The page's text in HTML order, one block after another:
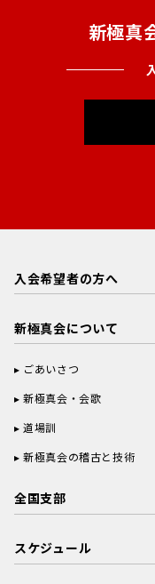
新極真
入会希望者の方へ
新極真会について
ごあいさつ
新極真会・会歌
道場訓
新極真会の稽古と技術
全国支部
スケジュール